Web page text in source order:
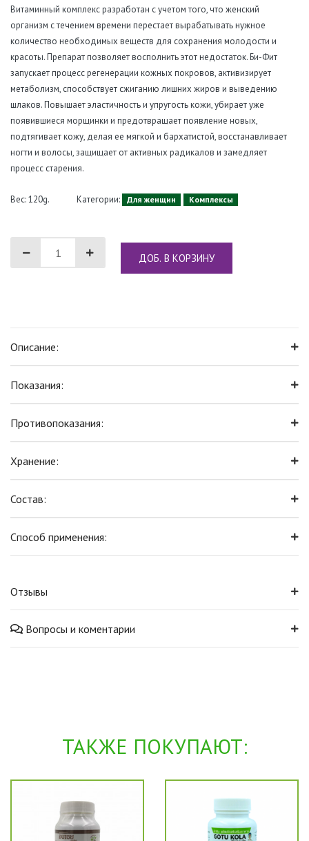
Витаминный комплекс разработан с учетом того, что женский
организм с течением времени перестает вырабатывать нужное
количество необходимых веществ для сохранения молодости и
красоты. Препарат позволяет восполнить этот недостаток. Би-Фит
запускает процесс регенерации кожных покровов, активизирует
метаболизм, способствует сжиганию лишних жиров и выведению
шлаков. Повышает эластичность и упругость кожи, убирает уже
появившиеся морщинки и предотвращает появление новых,
подтягивает кожу, делая ее мягкой и бархатистой, восстанавливает
ногти и волосы, защищает от активных радикалов и замедляет
процесс старения.
Вес: 120g. Категории: Для женщин Комплексы
ДОБ. В КОРЗИНУ
Описание:
Показания:
Противопоказания:
Хранение:
Состав:
Способ применения:
Отзывы
Вопросы и коментарии
ТАКЖЕ ПОКУПАЮТ: